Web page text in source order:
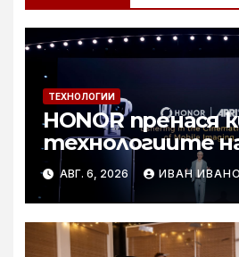
ТЕХНОЛОГИИ
HONOR пренася
технологиите
мобилното
събитието
Technology
АВГ. 6, 2026 ИВАН